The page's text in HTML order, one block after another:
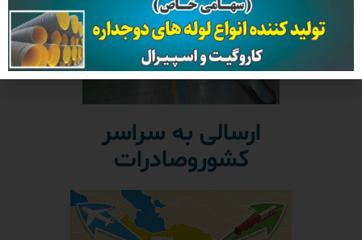
ارسالی به سراسر
کشوروصادرات